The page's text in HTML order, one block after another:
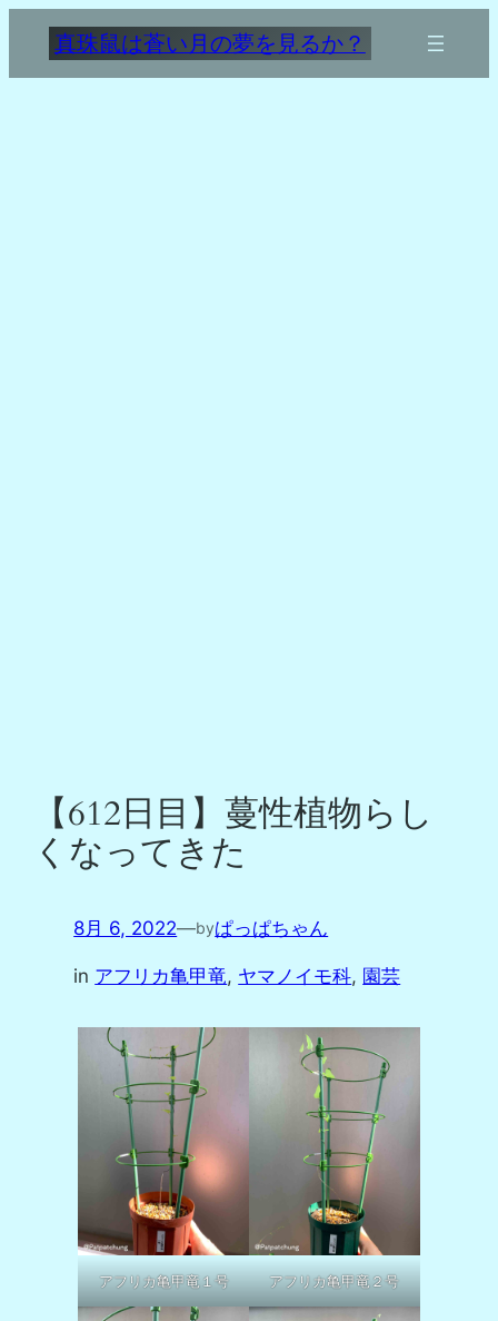
を
真珠鼠は蒼い月の夢を見るか？
【612日目】蔓性植物らし
くなってきた
8月 6, 2022—byぱっぱちゃん
in アフリカ亀甲竜, ヤマノイモ科, 園芸
アフリカ亀甲竜１号 アフリカ亀甲竜２号